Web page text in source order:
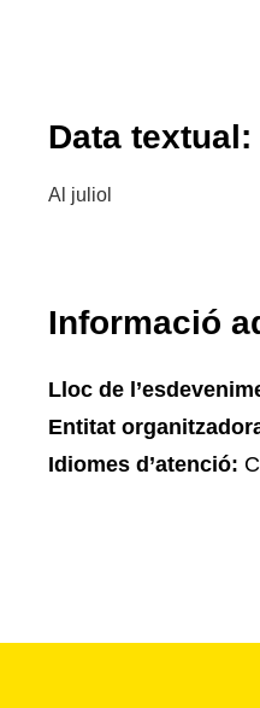
Data textual:
Al juliol
Informació
Lloc de
Entitat
Idiomes d’atenció: